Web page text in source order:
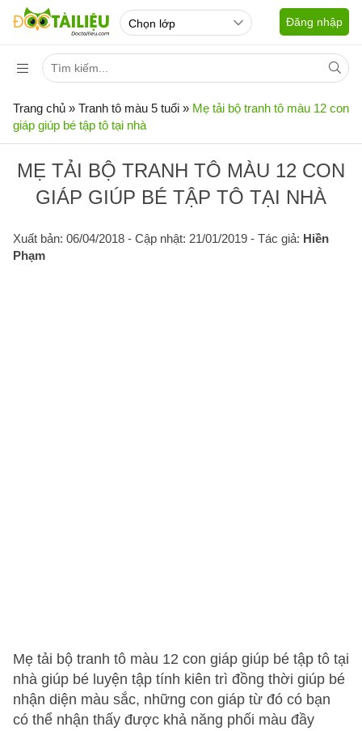
Đăng nhập
Trang chủ » Tranh tô màu 5 tuổi » Mẹ tải bộ tranh tô màu 12 con
giáp giúp bé tập tô tại nhà
MẸ TẢI BỘ TRANH TÔ MÀU 12 CON
GIÁP GIÚP BÉ TẬP TÔ TẠI NHÀ
Xuất bản: 06/04/2018 - Cập nhật: 21/01/2019 - Tác giả: Hiền
Phạm
Mẹ tải bộ tranh tô màu 12 con giáp giúp bé tập tô tại
nhà giúp bé luyện tập tính kiên trì đồng thời giúp bé
nhận diện màu sắc, những con giáp từ đó có bạn
có thể nhận thấy được khả năng phối màu đầy